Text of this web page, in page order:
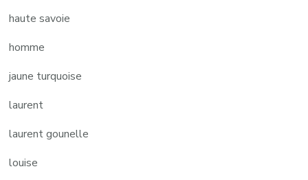
haute savoie
homme
jaune turquoise
laurent
laurent gounelle
louise